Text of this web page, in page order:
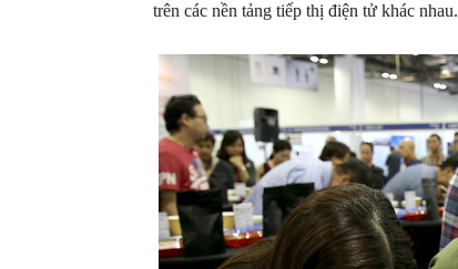
trên các nền tảng tiếp thị điện tử khác nhau.